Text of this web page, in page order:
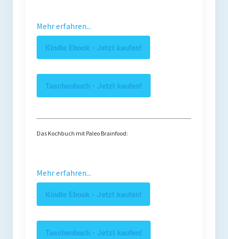
Mehr erfahren...
Kindle Ebook - Jetzt kaufen!
Taschenbuch - Jetzt kaufen!
Das Kochbuch mit Paleo Brainfood:
Mehr erfahren...
Kindle Ebook - Jetzt kaufen!
Taschenbuch - Jetzt kaufen!